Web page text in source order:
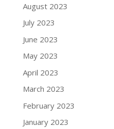
August 2023
July 2023
June 2023
May 2023
April 2023
March 2023
February 2023
January 2023